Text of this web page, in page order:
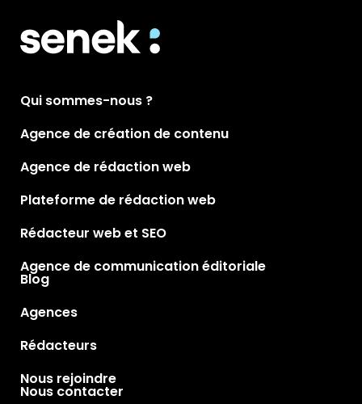
Qui sommes-nous ?
Agence de création de contenu
Agence de rédaction web
Plateforme de rédaction web
Rédacteur web et SEO
Agence de communication éditoriale
Blog
Agences
Rédacteurs
Nous rejoindre
Nous contacter